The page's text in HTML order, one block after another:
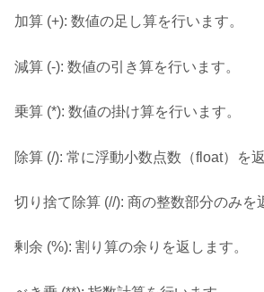
加算 (+): 数値の足し算を行います。
減算 (-): 数値の引き算を行います。
乗算 (*): 数値の掛け算を行います。
除算 (/): 常に浮動小数点数（float）を返
切り捨て除算 (//): 商の整数部分のみを
剰余 (%): 割り算の余りを返します。